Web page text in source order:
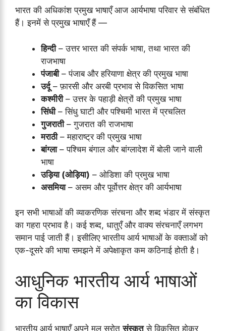
भारत की अधिकांश प्रमुख भाषाएँ आज आर्यभाषा परिवार से संबंधित
हैं। इनमें से प्रमुख भाषाएँ हैं —
हिन्दी– उत्तर भारत की संपर्क भाषा, तथा भारत की
राजभाषा
पंजाबी– पंजाब और हरियाणा क्षेत्र की प्रमुख भाषा
उर्दू– फ़ारसी और अरबी प्रभाव से विकसित भाषा
कश्मीरी– उत्तर के पहाड़ी क्षेत्रों की प्रमुख भाषा
सिंधी– सिंधु घाटी और पश्चिमी भारत में प्रचलित
गुजराती– गुजरात की राजभाषा
मराठी– महाराष्ट्र की प्रमुख भाषा
बांग्ला– पश्चिम बंगाल और बांग्लादेश में बोली जाने वाली
भाषा
उड़िया (ओड़िया) – ओडिशा की प्रमुख भाषा
असमिया– असम और पूर्वोत्तर क्षेत्र की आर्यभाषा
इन सभी भाषाओं की व्याकरणिक संरचना और शब्द भंडार में संस्कृत
का गहरा प्रभाव है। कई शब्द, धातुएँ और वाक्य संरचनाएँ लगभग
समान पाई जाती हैं। इसीलिए भारतीय आर्य भाषाओं के वक्ताओं को
एक-दूसरे की भाषा समझने में अपेक्षाकृत कम कठिनाई होती है।
आधुनिक भारतीय आर्य भाषाओं
का विकास
भारतीय आर्य भाषाएँ अपने मूल स्रोतसंस्कृतसे विकसित होकर